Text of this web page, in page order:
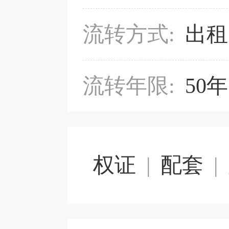
流转方式: 出租
流转年限: 50年
权证 | 配套 |